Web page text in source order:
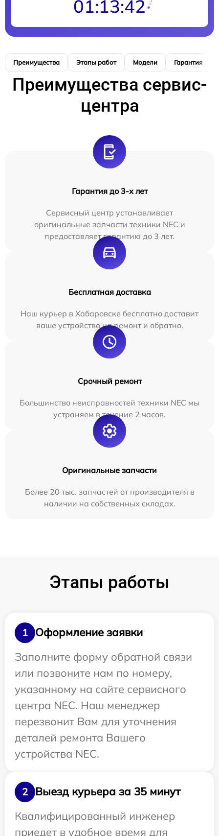
01:13:41
Преимущества Этапы работ Модели Гарантия
Преимущества сервис-
центра
Гарантия до 3-х лет
Сервисный центр устанавливает
оригинальные запчасти техники NEC и
предоставляет гарантию до 3 лет.
Бесплатная доставка
Наш курьер в Хабаровске бесплатно доставит
ваше устройство на ремонт и обратно.
Срочный ремонт
Большинство неисправностей техники NEC мы
устраняем в течение 2 часов.
Оригинальные запчасти
Более 20 тыс. запчастей от производителя в
наличии на собственных складах.
Этапы работы
1
Оформление заявки
Заполните форму обратной связи
или позвоните нам по номеру,
указанному на сайте сервисного
центра NEC. Наш менеджер
перезвонит Вам для уточнения
деталей ремонта Вашего
устройства NEC.
2
Выезд курьера за 35 минут
Квалифицированный инженер
приедет в удобное время для